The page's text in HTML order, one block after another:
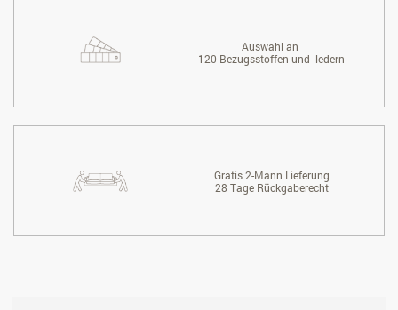
Auswahl an
120 Bezugsstoffen und -ledern
Gratis 2-Mann Lieferung
28 Tage Rückgaberecht